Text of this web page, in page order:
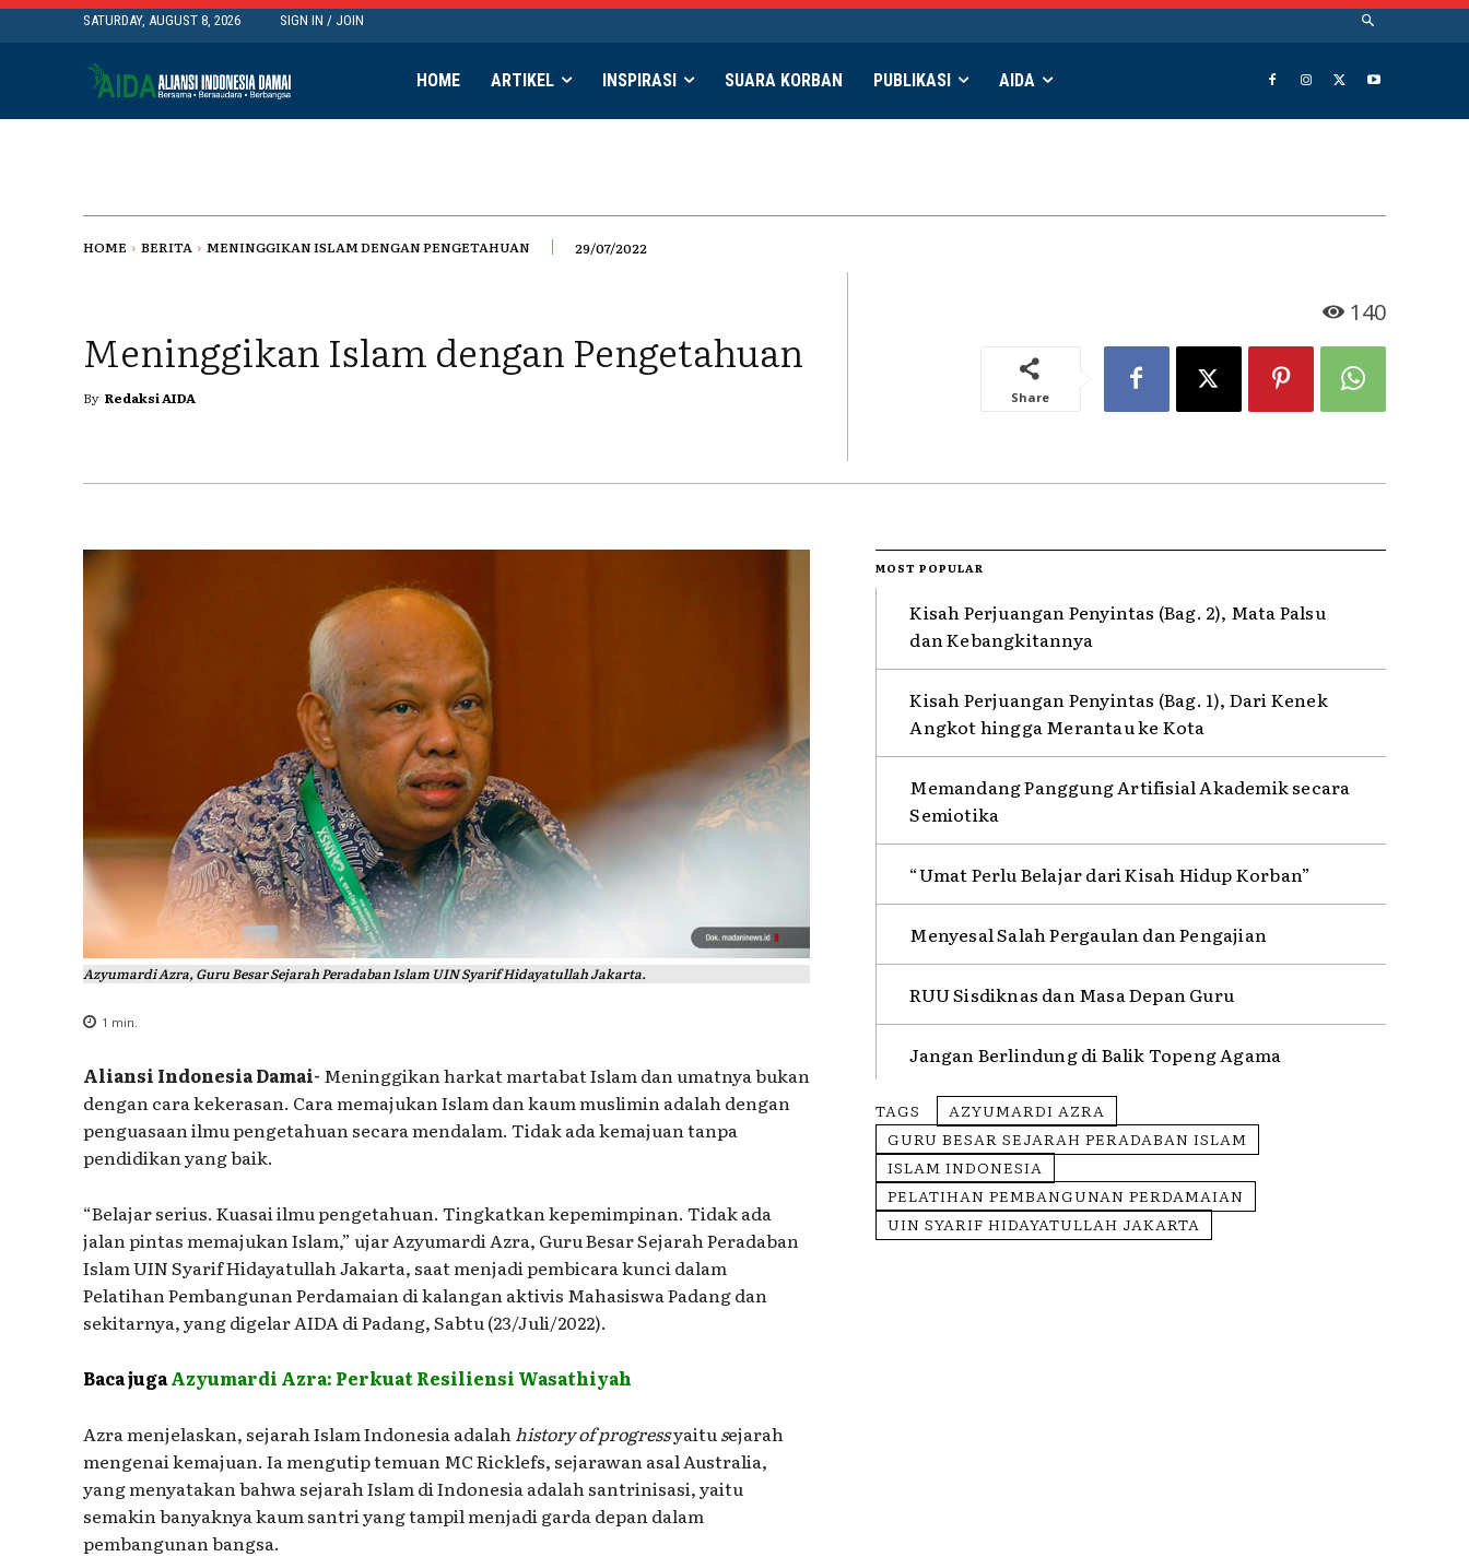
SATURDAY, AUGUST 8, 2026 SIGN IN / JOIN
HOME ARTIKEL INSPIRASI SUARA KORBAN PUBLIKASI AIDA
HOME BERITA MENINGGIKAN ISLAM DENGAN PENGETAHUAN 29/07/2022
Meninggikan Islam dengan Pengetahuan
By Redaksi AIDA
140
Share
Azyumardi Azra, Guru Besar Sejarah Peradaban Islam UIN Syarif Hidayatullah Jakarta.
1 min.
Aliansi Indonesia Damai- Meninggikan harkat martabat Islam dan umatnya bukan
dengan cara kekerasan. Cara memajukan Islam dan kaum muslimin adalah dengan
penguasaan ilmu pengetahuan secara mendalam. Tidak ada kemajuan tanpa
pendidikan yang baik.
“Belajar serius. Kuasai ilmu pengetahuan. Tingkatkan kepemimpinan. Tidak ada
jalan pintas memajukan Islam,” ujar Azyumardi Azra, Guru Besar Sejarah Peradaban
Islam UIN Syarif Hidayatullah Jakarta, saat menjadi pembicara kunci dalam
Pelatihan Pembangunan Perdamaian di kalangan aktivis Mahasiswa Padang dan
sekitarnya, yang digelar AIDA di Padang, Sabtu (23/Juli/2022).
Baca jugaAzyumardi Azra: Perkuat Resiliensi Wasathiyah
Azra menjelaskan, sejarah Islam Indonesia adalahhistory of progressyaitusejarah
mengenai kemajuan. Ia mengutip temuan MC Ricklefs, sejarawan asal Australia,
yang menyatakan bahwa sejarah Islam di Indonesia adalah santrinisasi, yaitu
semakin banyaknya kaum santri yang tampil menjadi garda depan dalam
pembangunan bangsa.
MOST POPULAR
Kisah Perjuangan Penyintas (Bag. 2), Mata Palsu
dan Kebangkitannya
Kisah Perjuangan Penyintas (Bag. 1), Dari Kenek
Angkot hingga Merantau ke Kota
Memandang Panggung Artifisial Akademik secara
Semiotika
“Umat Perlu Belajar dari Kisah Hidup Korban”
Menyesal Salah Pergaulan dan Pengajian
RUU Sisdiknas dan Masa Depan Guru
Jangan Berlindung di Balik Topeng Agama
TAGS
AZYUMARDI AZRA
GURU BESAR SEJARAH PERADABAN ISLAM
ISLAM INDONESIA
PELATIHAN PEMBANGUNAN PERDAMAIAN
UIN SYARIF HIDAYATULLAH JAKARTA